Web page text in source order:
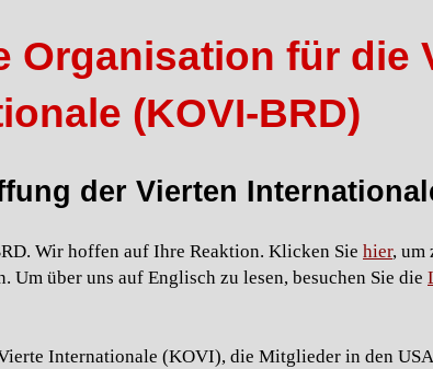
Organisation für die
(KOVI-BRD)
der Vierten
Wir hoffen auf Ihre Reaktion. Klicken Sie hier, um
Um über uns auf Englisch zu lesen, besuchen Sie die
Internationale (KOVI), die Mitglieder in den